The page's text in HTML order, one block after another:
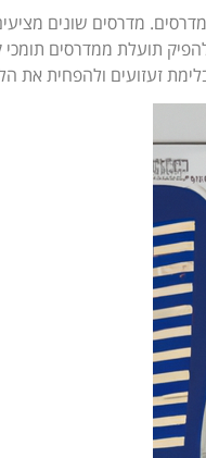
מדרסים שונים
להפיק תועלת ממדרסים
זעזועים ולהפחית